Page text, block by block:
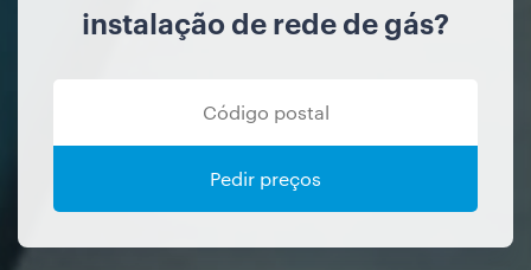
instalação de rede de gás?
Pedir preços